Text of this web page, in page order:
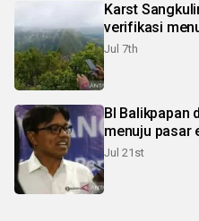
Karst
verifikasi
Jul 7th
BI Balikpapan
menuju pasar
Jul 21st